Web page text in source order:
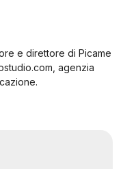
e direttore di Picame
agenzia